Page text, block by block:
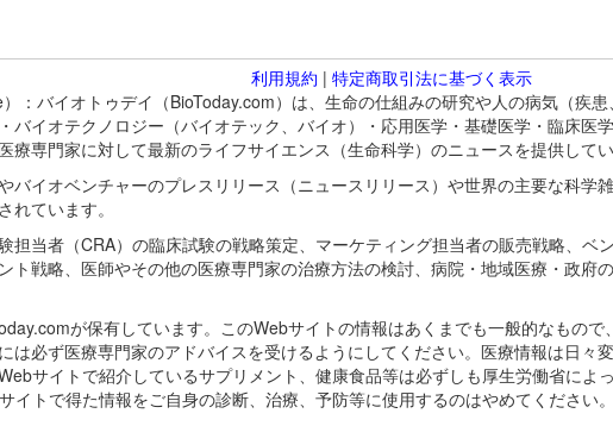
利用規約 | 特定商取引法に基づく表示
：バイオトゥデイ（BioToday.com）は、生命の仕組みの研究や人の病気（疾
バイオテクノロジー（バイオテック、バイオ）・応用医学・基礎医学・臨床医
療専門家に対して最新のライフサイエンス（生命科学）のニュースを提供してい
バイオベンチャーのプレスリリース（ニュースリリース）や世界の主要な科学
れています。
担当者（CRA）の臨床試験の戦略策定、マーケティング担当者の販売戦略、ベ
ト戦略、医師やその他の医療専門家の治療方法の検討、病院・地域医療・政府
が保有しています。このWebサイトの情報はあくまでも一般的なもの
は必ず医療専門家のアドバイスを受けるようにしてください。医療情報は日
サイトで紹介しているサプリメント、健康食品等は必ずしも厚生労働省に
イトで得た情報をご自身の診断、治療、予防等に使用するのはやめてくださ